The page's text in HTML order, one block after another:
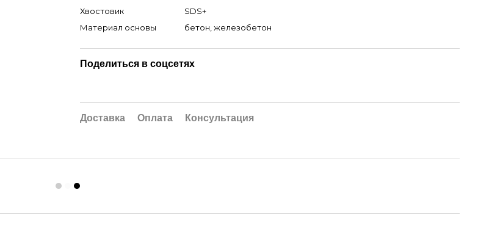
Хвостовик
SDS+
Материал основы
бетон, железобетон
Поделиться в соцсетях
Доставка Оплата Консультация